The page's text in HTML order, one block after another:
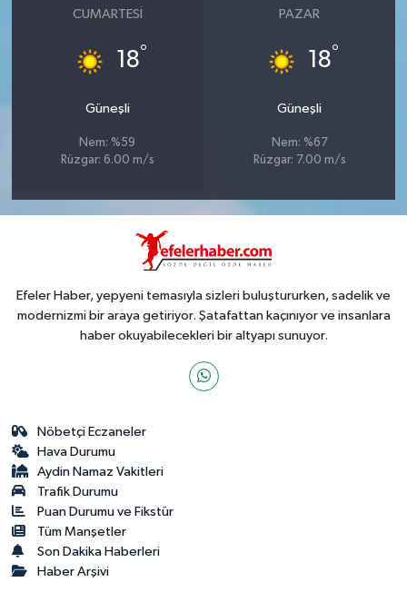
CUMARTESI
18°
Güneşli
Nem: %59
Rüzgar: 6.00 m/s
PAZAR
18°
Güneşli
Nem: %67
Rüzgar: 7.00 m/s
Efeler Haber, yepyeni temasıyla sizleri buluştururken, sadelik ve
modernizmi bir araya getiriyor. Şatafattan kaçınıyor ve insanlara
haber okuyabilecekleri bir altyapı sunuyor.
Nöbetçi Eczaneler
Hava Durumu
Aydin Namaz Vakitleri
Trafik Durumu
Puan Durumu ve Fikstür
Tüm Manşetler
Son Dakika Haberleri
Haber Arşivi